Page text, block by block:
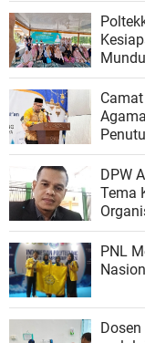
DPW
Tema
PNL